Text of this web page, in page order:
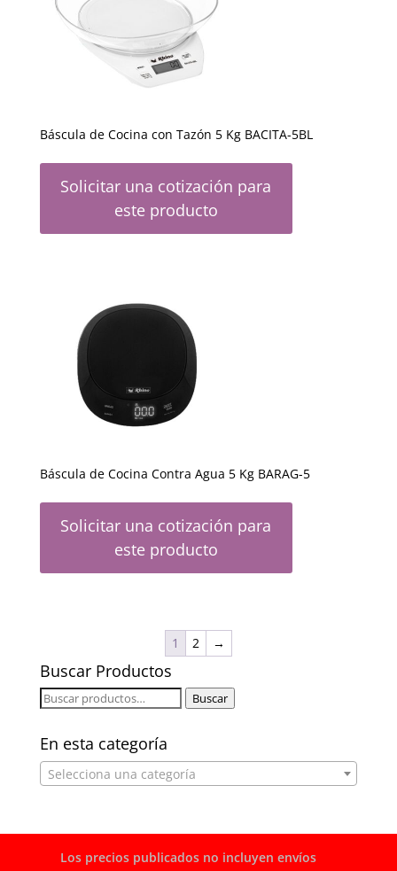
Báscula de Cocina con Tazón 5 Kg BACITA-5BL
Solicitar una cotización para
este producto
Báscula de Cocina Contra Agua 5 Kg BARAG-5
Solicitar una cotización para
este producto
1 2 →
Buscar Productos
Buscar
Buscar
En esta categoría
Selecciona una categoría
Los precios publicados no incluyen envíos